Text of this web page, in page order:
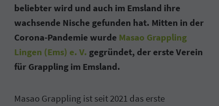
beliebter wird und auch im Emsland ihre
wachsende Nische gefunden hat. Mitten in der
Corona-Pandemie wurde Masao Grappling
Lingen (Ems) e. V. gegründet, der erste Verein
für Grappling im Emsland.
Masao Grappling ist seit 2021 das erste